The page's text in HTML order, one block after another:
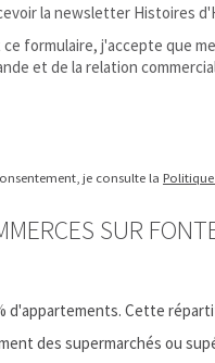
la newsletter Histoires
formulaire, j'accepte que
et de la relation
je consulte la
SUR
d'appartements. Cette
des supermarchés ou